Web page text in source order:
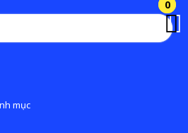
mục
0
0